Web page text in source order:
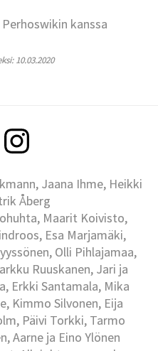
kanssa
10.03.2020
Jaana Ihme, Heikki
Åberg
Maarit Koivisto,
Esa Marjamäki,
Olli Pihlajamaa,
Ruuskanen, Jari ja
Erkki Santamala, Mika
Kimmo Silvonen, Eija
Päivi Torkki, Tarmo
Aarne ja Eino Ylönen